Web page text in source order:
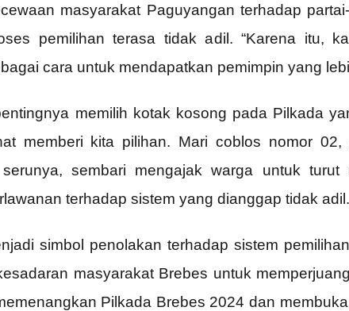
masyarakat Paguyangan terhadap
pemilihan terasa tidak adil. “Karena itu,
cara untuk mendapatkan pemimpin yang
memilih kotak kosong pada Pilkada
memberi kita pilihan. Mari coblos nomor
serunya, sembari mengajak warga untuk
terhadap sistem yang dianggap tidak adil.
simbol penolakan terhadap sistem
masyarakat Brebes untuk
Pilkada Brebes 2024 dan